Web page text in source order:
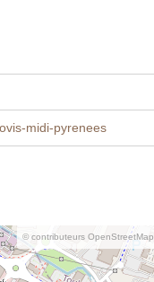
midi-pyrenees
© contributeurs OpenStreetMap